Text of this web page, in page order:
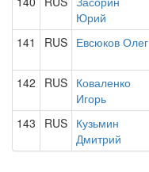
Юрий
141 RUS Евсюков Олег
142 RUS Коваленко
Игорь
143 RUS Кузьмин
Дмитрий